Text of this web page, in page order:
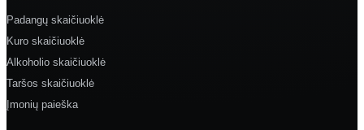
Padangų skaičiuoklė
Kuro skaičiuoklė
Alkoholio skaičiuoklė
Taršos skaičiuoklė
Įmonių paieška